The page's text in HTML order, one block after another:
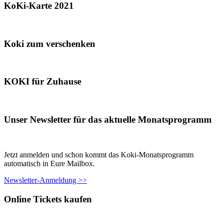
KoKi-Karte 2021
Koki zum verschenken
KOKI für Zuhause
Unser Newsletter für das aktuelle Monatsprogramm
Jetzt anmelden und schon kommt das Koki-Monatsprogramm
automatisch in Eure Mailbox.
Newsletter-Anmeldung >>
Online Tickets kaufen